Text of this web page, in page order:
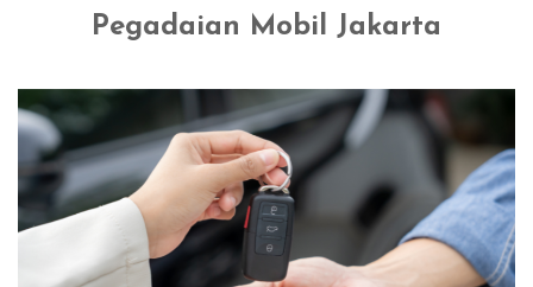
Pegadaian Mobil Jakarta